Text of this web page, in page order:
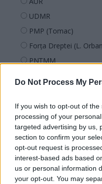
Do Not Process My
If you wish to opt-out of
processing of your
targeted advertising by us,
section to confirm your
opt-out request is
interest-based ads based
us or personal information
your opt-out. You may
UDMR
PMP (Tomac)
Forța Dreptei (L.
PNȚMM
SOS (Șoșoacă)
POT (Gavrilă)
PACE (Peia)
Acțiunea
PDF (Lazarus)
PUSL (D. Voiculescu)